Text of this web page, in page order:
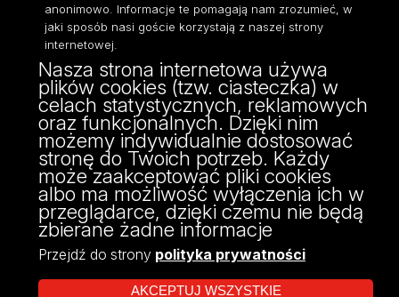
ul. Narutowicza 68, 90-136 Łódź
NIP: 724 000 32 43
Adres do doręczeń elektronicznych (ADE):
AE:PL-74796-17640-IHHIV-17
KONTAKT
anonimowo. Informacje te pomagają nam zrozumieć, w
jaki sposób nasi goście korzystają z naszej strony
internetowej.
Nasza strona internetowa używa
plików cookies (tzw. ciasteczka) w
celach statystycznych, reklamowych
oraz funkcjonalnych. Dzięki nim
możemy indywidualnie dostosować
stronę do Twoich potrzeb. Każdy
może zaakceptować pliki cookies
albo ma możliwość wyłączenia ich w
przeglądarce, dzięki czemu nie będą
zbierane żadne informacje
Przejdź do strony polityka prywatności
AKCEPTUJ WSZYSTKIE